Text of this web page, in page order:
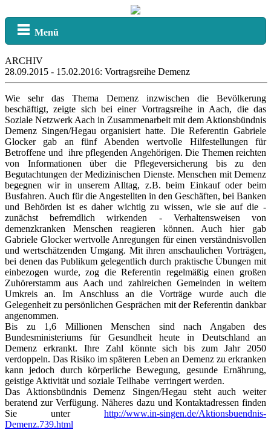
Menü
ARCHIV
28.09.2015 - 15.02.2016: Vortragsreihe Demenz
Wie sehr das Thema Demenz inzwischen die Bevölkerung
beschäftigt, zeigte sich bei einer Vortragsreihe in Aach, die das
Soziale Netzwerk Aach in Zusammenarbeit mit dem Aktionsbündnis
Demenz Singen/Hegau organisiert hatte. Die Referentin Gabriele
Glocker gab an fünf Abenden wertvolle Hilfestellungen für
Betroffene und ihre pflegenden Angehörigen. Die Themen reichten
von Informationen über die Pflegeversicherung bis zu den
Begutachtungen der Medizinischen Dienste. Menschen mit Demenz
begegnen wir in unserem Alltag, z.B. beim Einkauf oder beim
Busfahren. Auch für die Angestellten in den Geschäften, bei Banken
und Behörden ist es daher wichtig zu wissen, wie sie auf die -
zunächst befremdlich wirkenden - Verhaltensweisen von
demenzkranken Menschen reagieren können. Auch hier gab
Gabriele Glocker wertvolle Anregungen für einen verständnisvollen
und wertschätzenden Umgang. Mit ihren anschaulichen Vorträgen,
bei denen das Publikum gelegentlich durch praktische Übungen mit
einbezogen wurde, zog die Referentin regelmäßig einen großen
Zuhörerstamm aus Aach und zahlreichen Gemeinden in weitem
Umkreis an. Im Anschluss an die Vorträge wurde auch die
Gelegenheit zu persönlichen Gesprächen mit der Referentin dankbar
angenommen.
Bis zu 1,6 Millionen Menschen sind nach Angaben des
Bundesministeriums für Gesundheit heute in Deutschland an
Demenz erkrankt. Ihre Zahl könnte sich bis zum Jahr 2050
verdoppeln. Das Risiko im späteren Leben an Demenz zu erkranken
kann jedoch durch körperliche Bewegung, gesunde Ernährung,
geistige Aktivität und soziale Teilhabe verringert werden.
Das Aktionsbündnis Demenz Singen/Hegau steht auch weiter
beratend zur Verfügung. Näheres dazu und Kontaktadressen finden
Sie unter http://www.in-singen.de/Aktionsbuendnis-
Demenz.739.html